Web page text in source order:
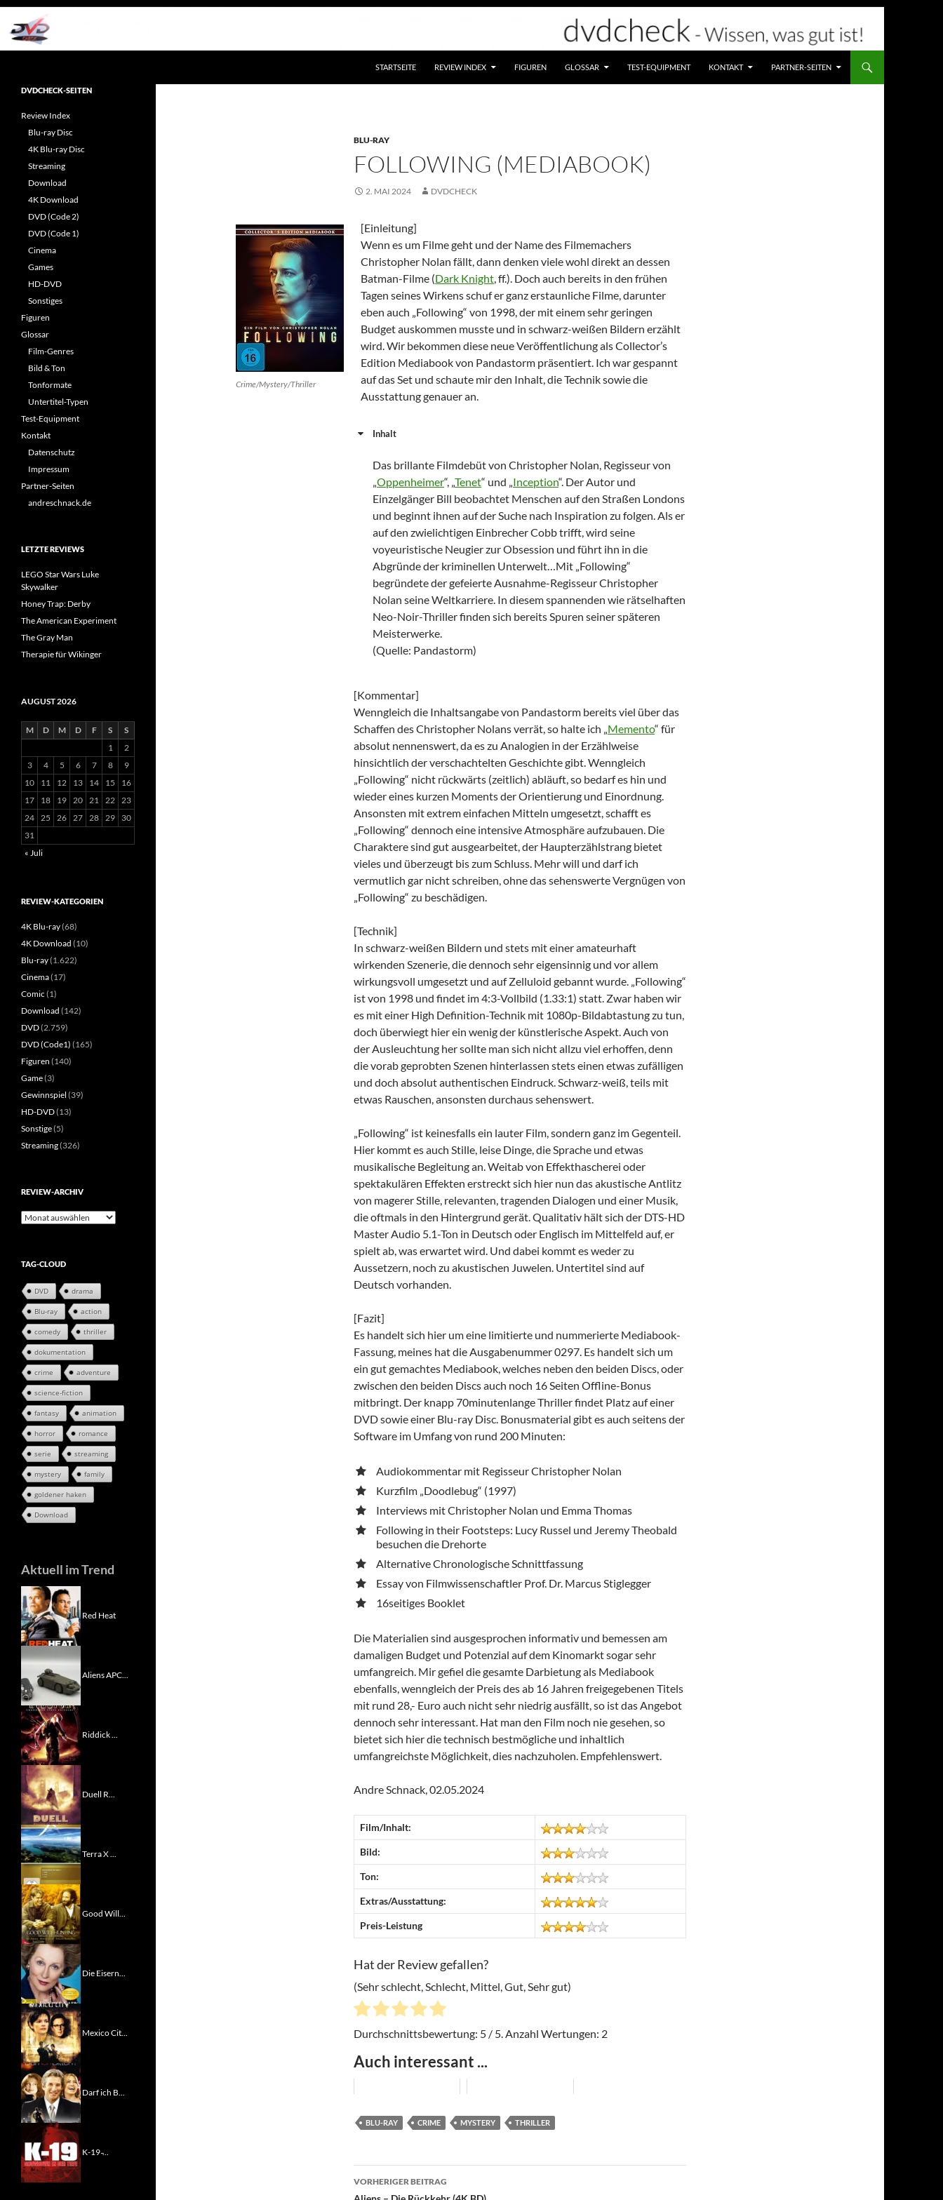
Zum
Inhalt
springen
STARTSEITE REVIEW INDEX FIGUREN GLOSSAR TEST-EQUIPMENT KONTAKT PARTNER-SEITEN
BLU-RAY
FOLLOWING (MEDIABOOK)
2. MAI 2024 DVDCHECK
Crime/Mystery/Thriller
[Einleitung]
Wenn es um Filme geht und der Name des Filmemachers
Christopher Nolan fällt, dann denken viele wohl direkt an dessen
Batman-Filme (Dark Knight, ff.). Doch auch bereits in den frühen
Tagen seines Wirkens schuf er ganz erstaunliche Filme, darunter
eben auch „Following“ von 1998, der mit einem sehr geringen
Budget auskommen musste und in schwarz-weißen Bildern erzählt
wird. Wir bekommen diese neue Veröffentlichung als Collector’s
Edition Mediabook von Pandastorm präsentiert. Ich war gespannt
auf das Set und schaute mir den Inhalt, die Technik sowie die
Ausstattung genauer an.
Inhalt
Das brillante Filmdebüt von Christopher Nolan, Regisseur von
„Oppenheimer“, „Tenet“ und „Inception“. Der Autor und
Einzelgänger Bill beobachtet Menschen auf den Straßen Londons
und beginnt ihnen auf der Suche nach Inspiration zu folgen. Als er
auf den zwielichtigen Einbrecher Cobb trifft, wird seine
voyeuristische Neugier zur Obsession und führt ihn in die
Abgründe der kriminellen Unterwelt…Mit „Following“
begründete der gefeierte Ausnahme-Regisseur Christopher
Nolan seine Weltkarriere. In diesem spannenden wie rätselhaften
Neo-Noir-Thriller finden sich bereits Spuren seiner späteren
Meisterwerke.
(Quelle: Pandastorm)
[Kommentar]
Wenngleich die Inhaltsangabe von Pandastorm bereits viel über das
Schaffen des Christopher Nolans verrät, so halte ich „Memento“ für
absolut nennenswert, da es zu Analogien in der Erzählweise
hinsichtlich der verschachtelten Geschichte gibt. Wenngleich
„Following“ nicht rückwärts (zeitlich) abläuft, so bedarf es hin und
wieder eines kurzen Moments der Orientierung und Einordnung.
Ansonsten mit extrem einfachen Mitteln umgesetzt, schafft es
„Following“ dennoch eine intensive Atmosphäre aufzubauen. Die
Charaktere sind gut ausgearbeitet, der Haupterzählstrang bietet
vieles und überzeugt bis zum Schluss. Mehr will und darf ich
vermutlich gar nicht schreiben, ohne das sehenswerte Vergnügen von
„Following“ zu beschädigen.
[Technik]
In schwarz-weißen Bildern und stets mit einer amateurhaft
wirkenden Szenerie, die dennoch sehr eigensinnig und vor allem
wirkungsvoll umgesetzt und auf Zelluloid gebannt wurde. „Following“
ist von 1998 und findet im 4:3-Vollbild (1.33:1) statt. Zwar haben wir
es mit einer High Definition-Technik mit 1080p-Bildabtastung zu tun,
doch überwiegt hier ein wenig der künstlerische Aspekt. Auch von
der Ausleuchtung her sollte man sich nicht allzu viel erhoffen, denn
die vorab geprobten Szenen hinterlassen stets einen etwas zufälligen
und doch absolut authentischen Eindruck. Schwarz-weiß, teils mit
etwas Rauschen, ansonsten durchaus sehenswert.
„Following“ ist keinesfalls ein lauter Film, sondern ganz im Gegenteil.
Hier kommt es auch Stille, leise Dinge, die Sprache und etwas
musikalische Begleitung an. Weitab von Effekthascherei oder
spektakulären Effekten erstreckt sich hier nun das akustische Antlitz
von magerer Stille, relevanten, tragenden Dialogen und einer Musik,
die oftmals in den Hintergrund gerät. Qualitativ hält sich der DTS-HD
Master Audio 5.1-Ton in Deutsch oder Englisch im Mittelfeld auf, er
spielt ab, was erwartet wird. Und dabei kommt es weder zu
Aussetzern, noch zu akustischen Juwelen. Untertitel sind auf
Deutsch vorhanden.
[Fazit]
Es handelt sich hier um eine limitierte und nummerierte Mediabook-
Fassung, meines hat die Ausgabenummer 0297. Es handelt sich um
ein gut gemachtes Mediabook, welches neben den beiden Discs, oder
zwischen den beiden Discs auch noch 16 Seiten Offline-Bonus
mitbringt. Der knapp 70minutenlange Thriller findet Platz auf einer
DVD sowie einer Blu-ray Disc. Bonusmaterial gibt es auch seitens der
Software im Umfang von rund 200 Minuten:
Audiokommentar mit Regisseur Christopher Nolan
Kurzfilm „Doodlebug“ (1997)
Interviews mit Christopher Nolan und Emma Thomas
Following in their Footsteps: Lucy Russel und Jeremy Theobald
besuchen die Drehorte
Alternative Chronologische Schnittfassung
Essay von Filmwissenschaftler Prof. Dr. Marcus Stiglegger
16seitiges Booklet
Die Materialien sind ausgesprochen informativ und bemessen am
damaligen Budget und Potenzial auf dem Kinomarkt sogar sehr
umfangreich. Mir gefiel die gesamte Darbietung als Mediabook
ebenfalls, wenngleich der Preis des ab 16 Jahren freigegebenen Titels
mit rund 28,- Euro auch nicht sehr niedrig ausfällt, so ist das Angebot
dennoch sehr interessant. Hat man den Film noch nie gesehen, so
bietet sich hier die technisch bestmögliche und inhaltlich
umfangreichste Möglichkeit, dies nachzuholen. Empfehlenswert.
Andre Schnack, 02.05.2024
Film/Inhalt:
Bild:
Ton:
Extras/Ausstattung:
Preis-Leistung
Hat der Review gefallen?
(Sehr schlecht, Schlecht, Mittel, Gut, Sehr gut)
Durchschnittsbewertung: 5 / 5. Anzahl Wertungen: 2
Auch interessant ...
BLU-RAY CRIME MYSTERY THRILLER
Beitragsnavigation
VORHERIGER BEITRAG
Reviews rund ums Heimkino &
DVDCHECK-SEITEN
Review Index
Blu-ray Disc
4K Blu-ray Disc
Streaming
Download
4K Download
DVD (Code 2)
DVD (Code 1)
Cinema
Games
HD-DVD
Sonstiges
Figuren
Glossar
Film-Genres
Bild & Ton
Tonformate
Untertitel-Typen
Test-Equipment
Kontakt
Datenschutz
Impressum
Partner-Seiten
andreschnack.de
LETZTE REVIEWS
LEGO Star Wars Luke
Skywalker
Honey Trap: Derby
The American Experiment
The Gray Man
Therapie für Wikinger
AUGUST 2026
M D M D F S
S
1
2
3
4 5 6 7 8
9
10
11 12 13 14 15
16
17
18 19 20 21 22 23
24 25 26 27 28 29
30
31
« Juli
REVIEW-KATEGORIEN
4K Blu-ray(68)
4K Download (10)
Blu-ray(1.622)
Cinema(17)
Comic (1)
Download (142)
DVD(2.759)
DVD (Code1) (165)
Figuren (140)
Game(3)
Gewinnspiel (39)
HD-DVD(13)
Sonstige(5)
Streaming(326)
REVIEW-ARCHIV
Review-
TAG-CLOUD
DVD drama
Blu-ray action
comedy thriller
dokumentation
crime adventure
science-fiction
fantasy animation
horror romance
serie streaming
mystery family
goldener haken
Download
Aktuell im Trend
Red Heat
Aliens APC...
Riddick ...
Duell R...
Terra X ...
Good Will...
Die Eisern...
Mexico Cit...
Darf ich B...
K-19 ̵...